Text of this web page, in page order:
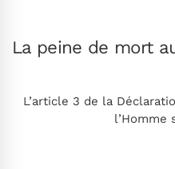
La peine de mort
L’article 3 de la
l’Homme